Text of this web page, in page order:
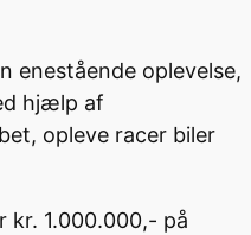
enestående oplevelse,
hjælp af
opleve racer biler
kr. 1.000.000,- på